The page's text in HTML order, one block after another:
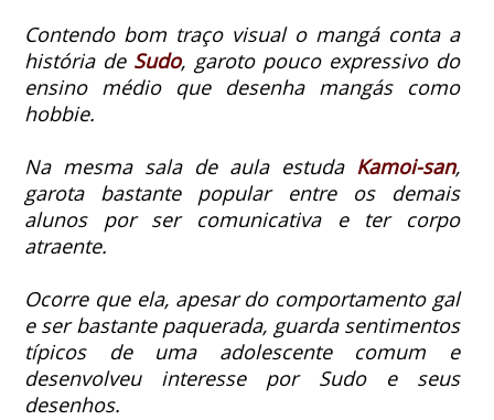
Contendo bom traço visual o mangá conta a
história de Sudo, garoto pouco expressivo do
ensino médio que desenha mangás como
hobbie.
Na mesma sala de aula estuda Kamoi-san,
garota bastante popular entre os demais
alunos por ser comunicativa e ter corpo
atraente.
Ocorre que ela, apesar do comportamento gal
e ser bastante paquerada, guarda sentimentos
típicos de uma adolescente comum e
desenvolveu interesse por Sudo e seus
desenhos.